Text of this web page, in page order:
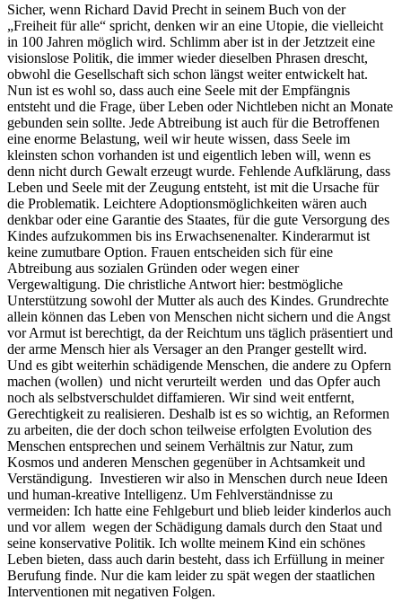
Sicher, wenn Richard David Precht in seinem Buch von der
„Freiheit für alle“ spricht, denken wir an eine Utopie, die vielleicht
in 100 Jahren möglich wird. Schlimm aber ist in der Jetztzeit eine
visionslose Politik, die immer wieder dieselben Phrasen drescht,
obwohl die Gesellschaft sich schon längst weiter entwickelt hat.
Nun ist es wohl so, dass auch eine Seele mit der Empfängnis
entsteht und die Frage, über Leben oder Nichtleben nicht an Monate
gebunden sein sollte. Jede Abtreibung ist auch für die Betroffenen
eine enorme Belastung, weil wir heute wissen, dass Seele im
kleinsten schon vorhanden ist und eigentlich leben will, wenn es
denn nicht durch Gewalt erzeugt wurde. Fehlende Aufklärung, dass
Leben und Seele mit der Zeugung entsteht, ist mit die Ursache für
die Problematik. Leichtere Adoptionsmöglichkeiten wären auch
denkbar oder eine Garantie des Staates, für die gute Versorgung des
Kindes aufzukommen bis ins Erwachsenenalter. Kinderarmut ist
keine zumutbare Option. Frauen entscheiden sich für eine
Abtreibung aus sozialen Gründen oder wegen einer
Vergewaltigung. Die christliche Antwort hier: bestmögliche
Unterstützung sowohl der Mutter als auch des Kindes. Grundrechte
allein können das Leben von Menschen nicht sichern und die Angst
vor Armut ist berechtigt, da der Reichtum uns täglich präsentiert und
der arme Mensch hier als Versager an den Pranger gestellt wird.
Und es gibt weiterhin schädigende Menschen, die andere zu Opfern
machen (wollen) und nicht verurteilt werden und das Opfer auch
noch als selbstverschuldet diffamieren. Wir sind weit entfernt,
Gerechtigkeit zu realisieren. Deshalb ist es so wichtig, an Reformen
zu arbeiten, die der doch schon teilweise erfolgten Evolution des
Menschen entsprechen und seinem Verhältnis zur Natur, zum
Kosmos und anderen Menschen gegenüber in Achtsamkeit und
Verständigung. Investieren wir also in Menschen durch neue Ideen
und human-kreative Intelligenz. Um Fehlverständnisse zu
vermeiden: Ich hatte eine Fehlgeburt und blieb leider kinderlos auch
und vor allem wegen der Schädigung damals durch den Staat und
seine konservative Politik. Ich wollte meinem Kind ein schönes
Leben bieten, dass auch darin besteht, dass ich Erfüllung in meiner
Berufung finde. Nur die kam leider zu spät wegen der staatlichen
Interventionen mit negativen Folgen.